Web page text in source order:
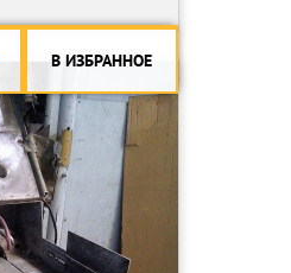
В ИЗБРАННОЕ